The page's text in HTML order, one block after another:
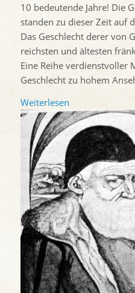
10 bedeutende Jahre! Die
standen zu dieser Zeit auf
Das Geschlecht derer von
reichsten und ältesten
Eine Reihe verdienstvoller
Geschlecht zu hohem
Weiterlesen